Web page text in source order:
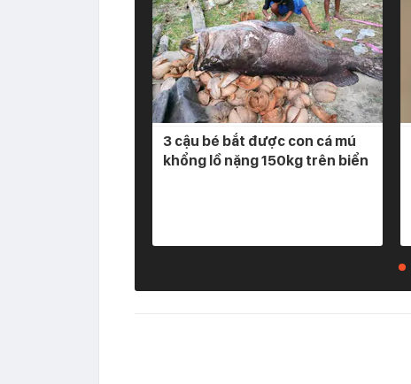
3 cậu bé bắt được con cá mú
khổng lồ nặng 150kg trên biển